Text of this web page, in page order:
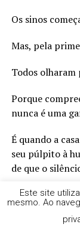
Os sinos
Mas, pela
Todos olharam
Porque
nunca é uma
É quando a
seu púlpito à
de que o
E os sinos
Talvez não
Este site
mesmo. Ao